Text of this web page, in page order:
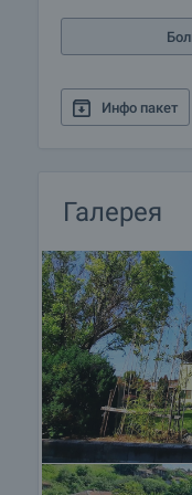
требовании, для
насладиться
которые мы
страхование,
электричество,
Инфо пакет
Галерея